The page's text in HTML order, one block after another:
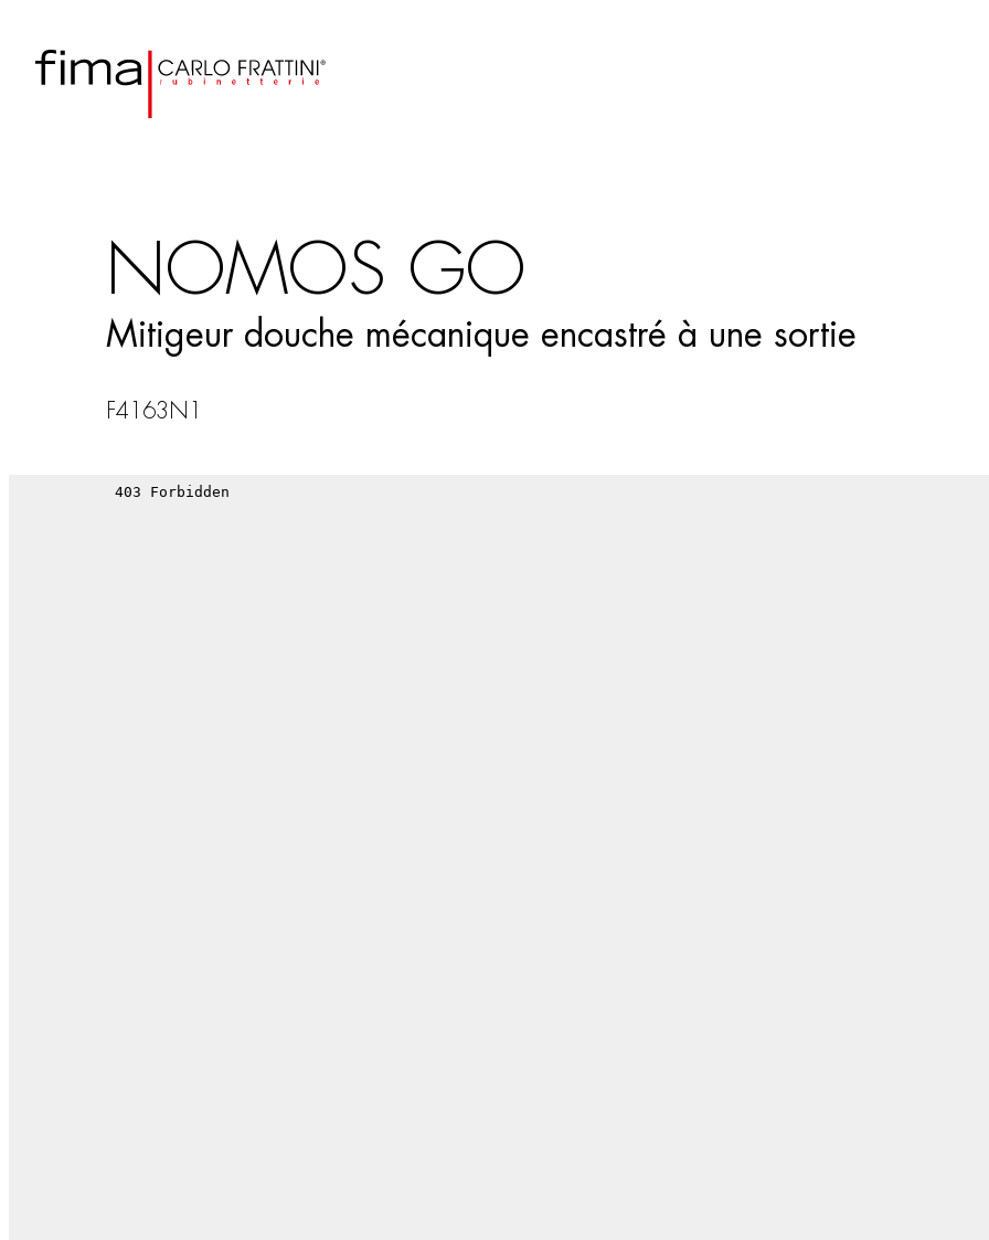
NOMOS GO
Mitigeur douche mécanique encastré à une sortie
F4163N1